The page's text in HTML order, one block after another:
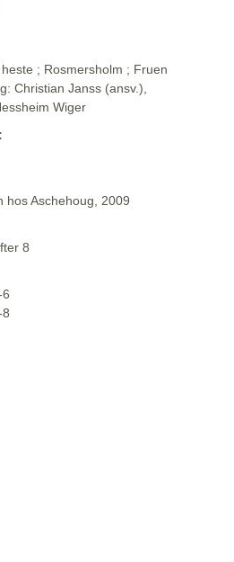
; Rosmersholm ; Fruen
Christian Janss (ansv.),
Wiger
hos Aschehoug, 2009
8